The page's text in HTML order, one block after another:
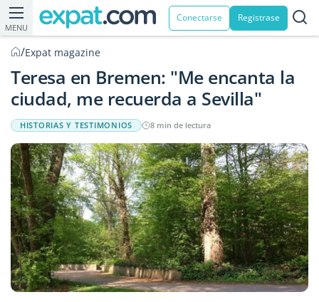
MENU
Conectarse Registrase
/Expat magazine
Teresa en Bremen: "Me encanta la
ciudad, me recuerda a Sevilla"
HISTORIAS Y TESTIMONIOS 8 min de lectura